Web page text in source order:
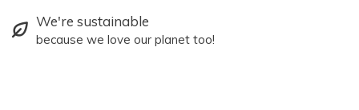
We're sustainable
because we love our planet too!